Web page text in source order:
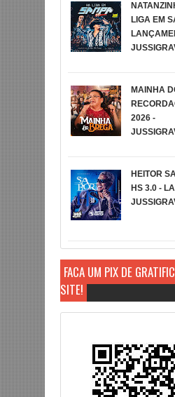
LIGA EM
MAINHA
2026 -
HEITOR
HS 3.0 -
FAÇA UM PIX DE
SITE!